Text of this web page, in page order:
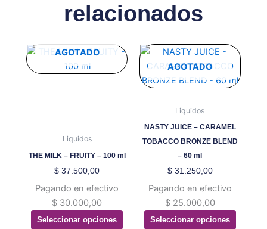
relacionados
AGOTADO
Liquidos
THE MILK – FRUITY – 100 ml
$ 37.500,00
Pagando en efectivo
$ 30.000,00
Seleccionar opciones
Este
producto
opciones
se
pueden
en
la
página
AGOTADO
Liquidos
NASTY JUICE – CARAMEL
TOBACCO BRONZE BLEND
– 60 ml
$31.250,00
Pagando en efectivo
$25.000,00
Seleccionar opciones
Este
producto
tiene
variantes.
Las
opciones
se
pueden
en
la
página